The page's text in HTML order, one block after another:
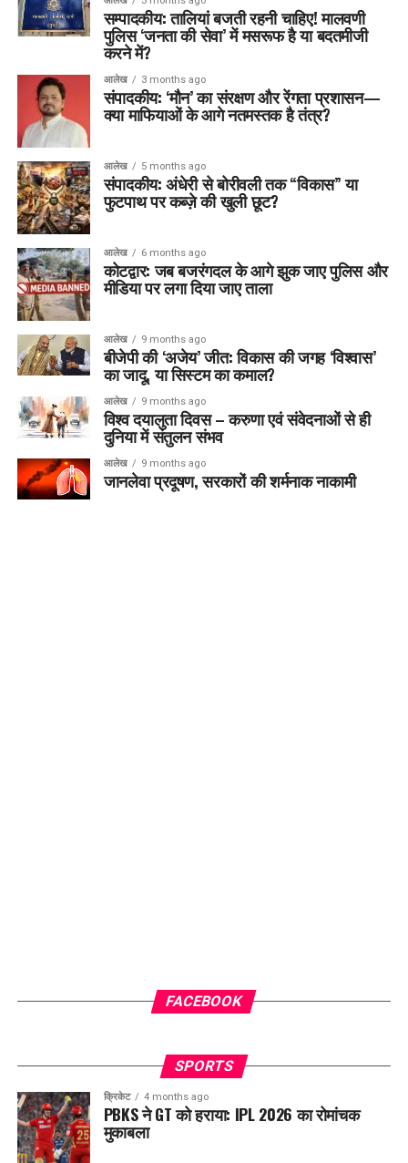
सम्पादकीय: तालियां बजती रहनी चाहिए! मालवणी
पुलिस ‘जनता की सेवा’ में मसरूफ है या बदतमीजी
करने में?
आलेख 3 months ago
संपादकीय: ‘मौन’ का संरक्षण और रेंगता प्रशासन—
क्या माफियाओं के आगे नतमस्तक है तंत्र?
आलेख 5 months ago
संपादकीय: अंधेरी से बोरीवली तक “विकास” या
फुटपाथ पर कब्ज़े की खुली छूट?
आलेख 6 months ago
कोटद्वार: जब बजरंगदल के आगे झुक जाए पुलिस और
मीडिया पर लगा दिया जाए ताला
आलेख 9 months ago
बीजेपी की ‘अजेय’ जीत: विकास की जगह ‘विश्वास’
का जादू, या सिस्टम का कमाल?
आलेख 9 months ago
विश्व दयालुता दिवस – करुणा एवं संवेदनाओं से ही
दुनिया में संतुलन संभव
आलेख 9 months ago
जानलेवा प्रदूषण, सरकारों की शर्मनाक नाकामी
FACEBOOK
SPORTS
क्रिकेट 4 months ago
PBKS ने GT को हराया: IPL 2026 का रोमांचक
मुकाबला